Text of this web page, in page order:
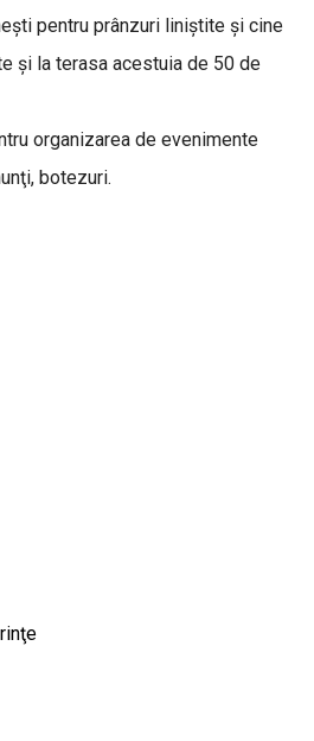
pentru prânzuri liniştite şi cine
şi la terasa acestuia de 50 de
organizarea de evenimente
botezuri.